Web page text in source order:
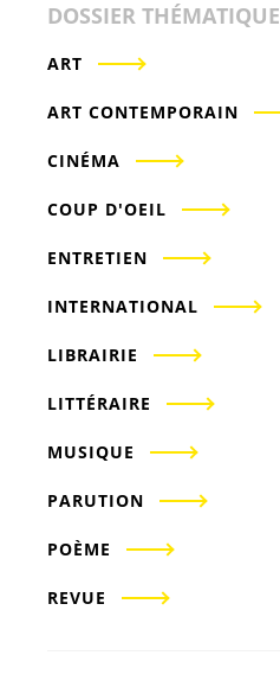
DOSSIER THÉMATIQUE
ART
ART CONTEMPORAIN
CINÉMA
COUP D'OEIL
ENTRETIEN
INTERNATIONAL
LIBRAIRIE
LITTÉRAIRE
MUSIQUE
PARUTION
POÈME
REVUE